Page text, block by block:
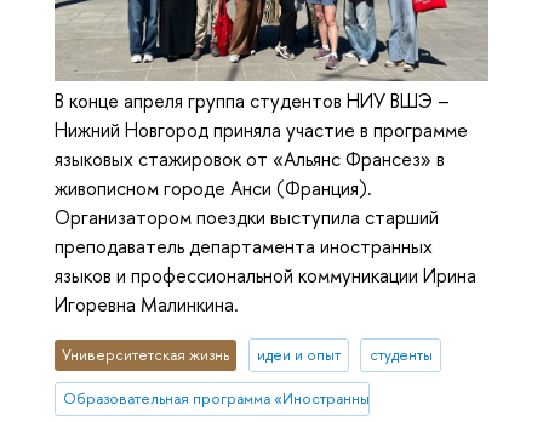
В конце апреля группа студентов НИУ ВШЭ –
Нижний Новгород приняла участие в программе
языковых стажировок от «Альянс Франсез» в
живописном городе Анси (Франция).
Организатором поездки выступила старший
преподаватель департамента иностранных
языков и профессиональной коммуникации Ирина
Игоревна Малинкина.
Университетская жизнь идеи и опыт студенты
Образовательная программа «Иностранные языки и